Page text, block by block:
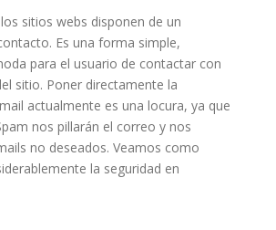
sitios webs disponen de un
Es una forma simple,
para el usuario de contactar con
sitio. Poner directamente la
actualmente es una locura, ya que
nos pillarán el correo y nos
no deseados. Veamos como
la seguridad en